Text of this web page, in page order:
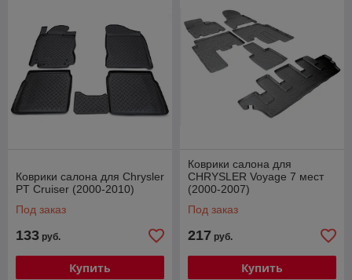
Коврики салона для Chrysler
PT Cruiser (2000-2010)
Под заказ
133 руб.
Купить
Коврики салона для
CHRYSLER Voyage 7 мест
(2000-2007)
Под заказ
217 руб.
Купить